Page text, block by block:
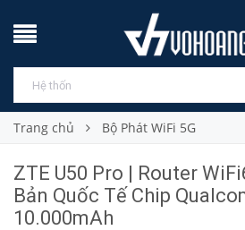
Trang chủ Bộ Phát WiFi 5G
ZTE U50 Pro | Router
Bản Quốc Tế Chip
10.000mAh